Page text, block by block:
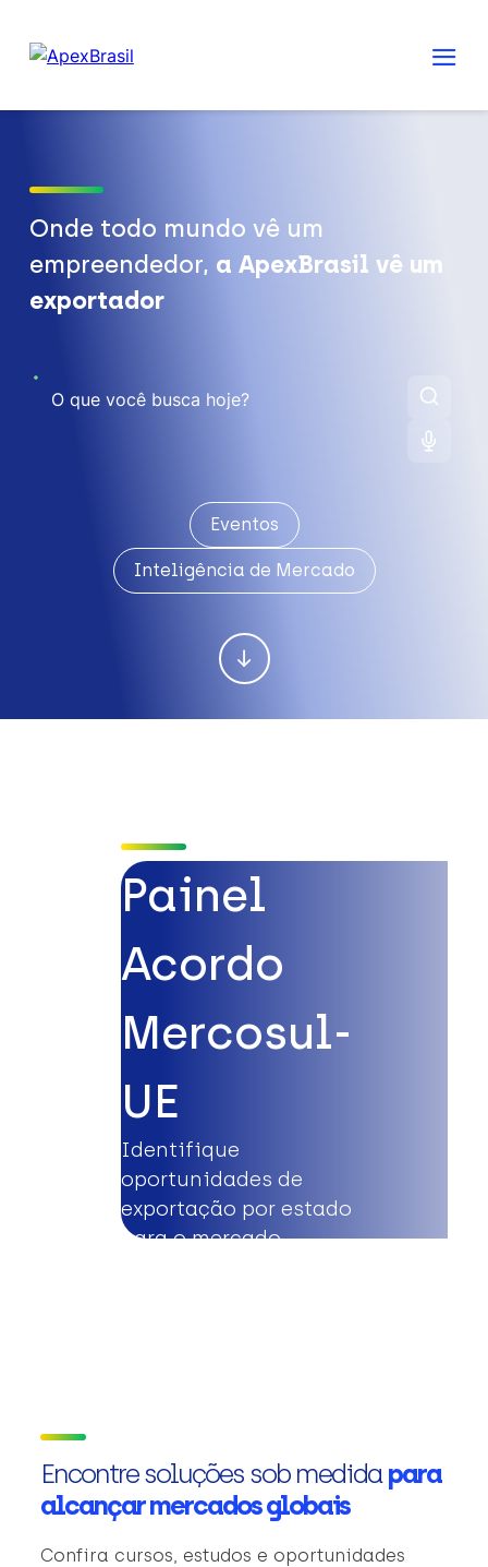
Onde todo mundo vê um
empreendedor, a ApexBrasil vê um
exportador
Eventos
Inteligência de Mercado
Painel
Acordo
Mercosul-
UE
Identifique
oportunidades de
exportação por estado
para o mercado
Encontre soluções sob medidapara
alcançar mercados globais
Confira cursos, estudos e oportunidades